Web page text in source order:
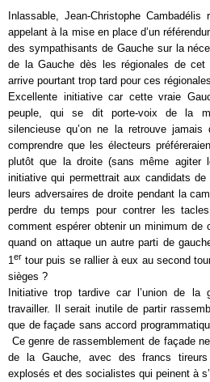
Inlassable, Jean-Christophe
appelant à la mise en place d’un
des sympathisants de Gauche sur la
de la Gauche dès les régionales de cet
arrive pourtant trop tard pour ces
Excellente initiative car cette vraie
peuple, qui se dit porte-voix de la
silencieuse qu’on ne la retrouve
comprendre que les électeurs
plutôt que la droite (sans même agiter
initiative qui permettrait aux candidats
leurs adversaires de droite pendant la
perdre du temps pour contrer les
comment espérer obtenir un minimum de
quand on attaque un autre parti de
1er tour puis se rallier à eux au second
sièges ?
Initiative trop tardive car l’union de la
travailler. Il serait inutile de partir
que de façade sans accord
Ce genre de rassemblement de façade
de la Gauche, avec des francs tireurs
explosés et des socialistes qui peinent à